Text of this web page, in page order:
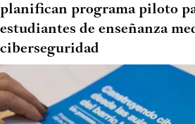
planifican programa piloto
estudiantes de enseñanza
ciberseguridad